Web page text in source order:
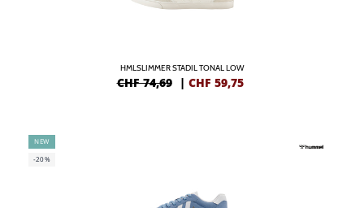
HMLSLIMMER STADIL TONAL LOW
CHF 74,69 | CHF 59,75
NEW
-20%